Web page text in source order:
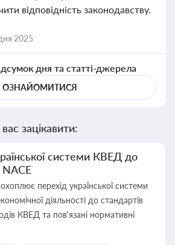
відповідність законодавству.
2025
дня та статті-джерела
ОЗНАЙОМИТИСЯ
зацікавити:
системи КВЕД до
NACE
перехід української системи
діяльності до стандартів
КВЕД та пов'язані нормативні